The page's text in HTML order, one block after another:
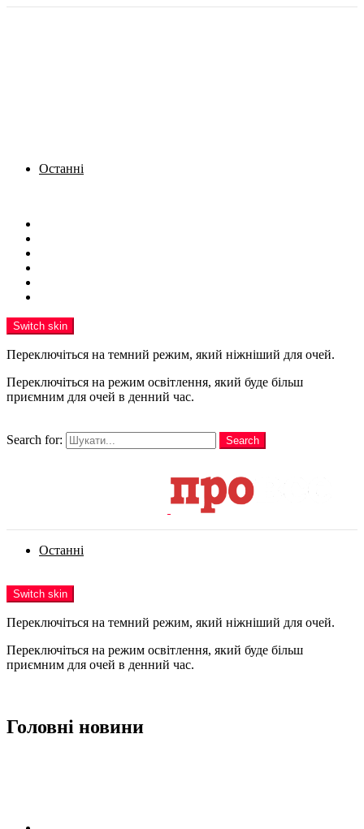
Останні
Switch skin
Переключіться на темний режим, який ніжніший для очей.
Переключіться на режим освітлення, який буде більш
приємним для очей в денний час.
Search for:
Search
Останні
Switch skin
Переключіться на темний режим, який ніжніший для очей.
Переключіться на режим освітлення, який буде більш
приємним для очей в денний час.
Головні новини